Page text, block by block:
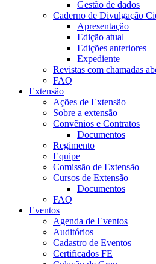
Gestão de dados
Caderno de Divulgação
Apresentação
Edição atual
Edições anteriores
Expediente
Revistas com chamadas
FAQ
Extensão
Ações de Extensão
Sobre a extensão
Convênios e Contratos
Documentos
Regimento
Equipe
Comissão de Extensão
Cursos de Extensão
Documentos
FAQ
Eventos
Agenda de Eventos
Auditórios
Cadastro de Eventos
Certificados FE